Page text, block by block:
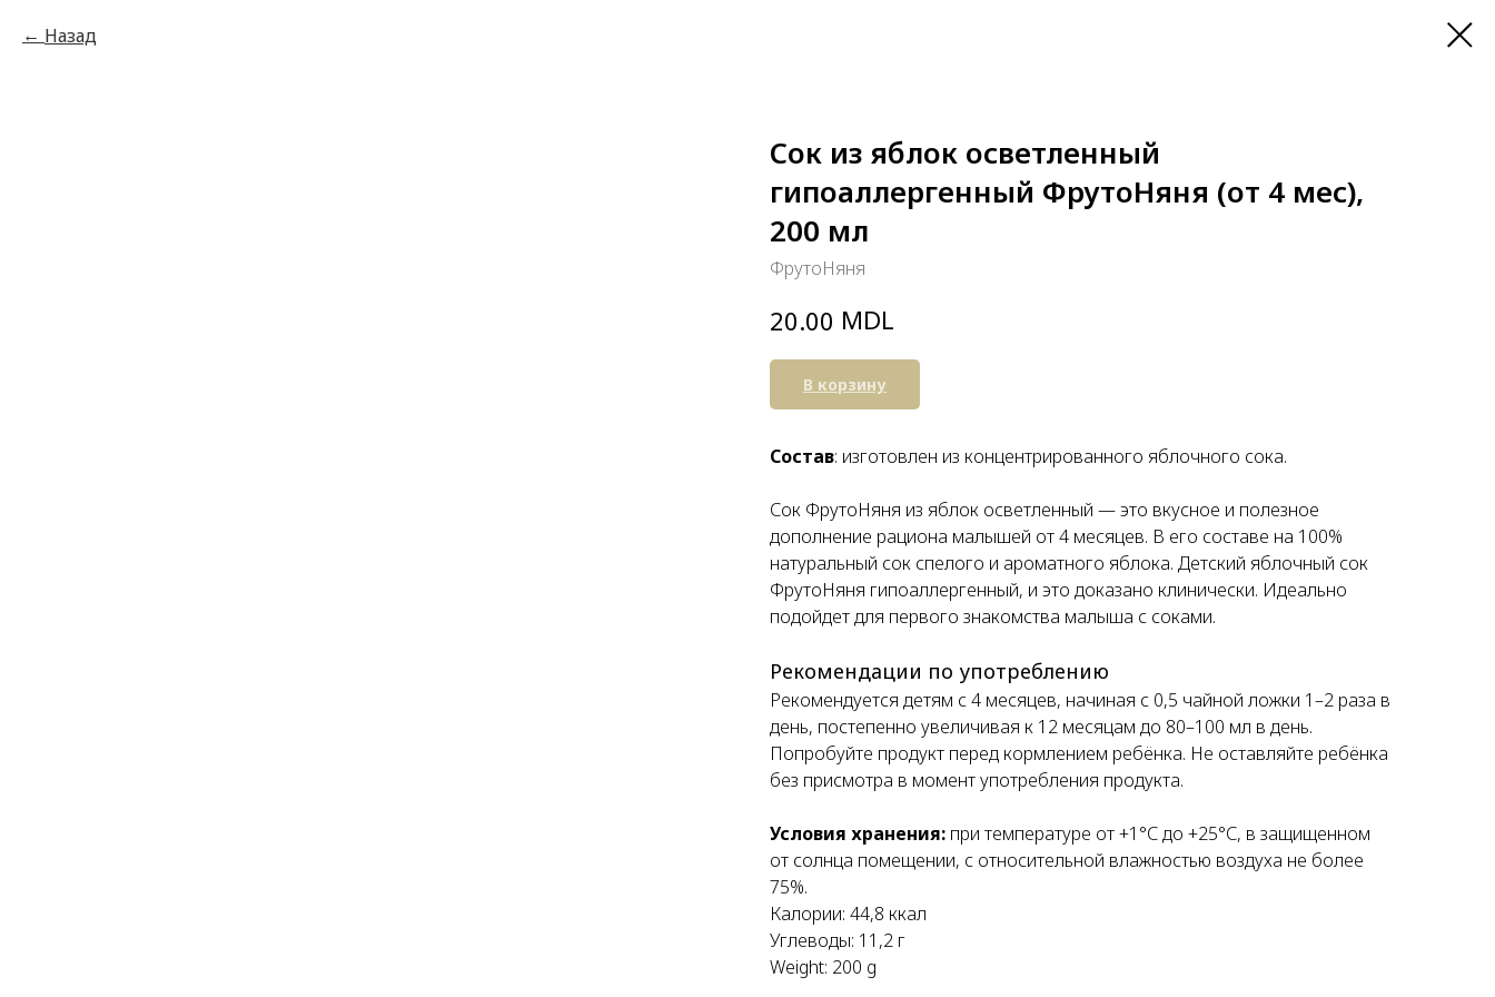
Назад
Сок из яблок осветленный
гипоаллергенный ФрутоНяня (от 4 мес),
200 мл
ФрутоНяня
20.00 MDL
В корзину
Состав: изготовлен из концентрированного яблочного сока.
Сок ФрутоНяня из яблок осветленный — это вкусное и полезное
дополнение рациона малышей от 4 месяцев. В его составе на 100%
натуральный сок спелого и ароматного яблока. Детский яблочный сок
ФрутоНяня гипоаллергенный, и это доказано клинически. Идеально
подойдет для первого знакомства малыша с соками.
Рекомендации по употреблению
Рекомендуется детям с 4 месяцев, начиная с 0,5 чайной ложки 1–2 раза в
день, постепенно увеличивая к 12 месяцам до 80–100 мл в день.
Попробуйте продукт перед кормлением ребёнка. Не оставляйте ребёнка
без присмотра в момент употребления продукта.
Условия хранения: при температуре от +1°С до +25°С, в защищенном
от солнца помещении, с относительной влажностью воздуха не более
75%.
Калории: 44,8 ккал
Углеводы: 11,2 г
Weight: 200 g